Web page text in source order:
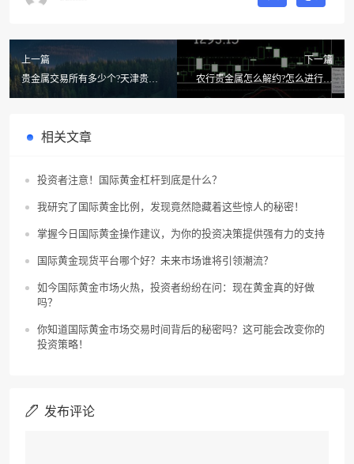
上一篇
贵金属交易所有多少个?天津贵金
下一篇
农行贵金属怎么解约?怎么进行农
行贵金属交易
相关文章
投资者注意！国际黄金杠杆到底是什么？
我研究了国际黄金比例，发现竟然隐藏着这些惊人的秘密！
掌握今日国际黄金操作建议，为你的投资决策提供强有力的支持
国际黄金现货平台哪个好？未来市场谁将引领潮流？
如今国际黄金市场火热，投资者纷纷在问：现在黄金真的好做
吗？
你知道国际黄金市场交易时间背后的秘密吗？这可能会改变你的
投资策略！
发布评论